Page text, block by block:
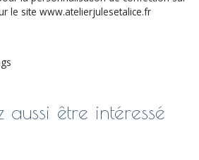
le site www.atelierjulesetalice.fr
aussi être intéressé